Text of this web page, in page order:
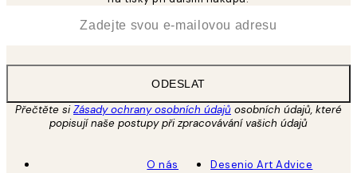
ODESLAT
Přečtěte siZásady ochrany osobních údajů osobních údajů, které
popisují naše postupy při zpracovávání vašich údajů
O nás
Desenio Art Advice